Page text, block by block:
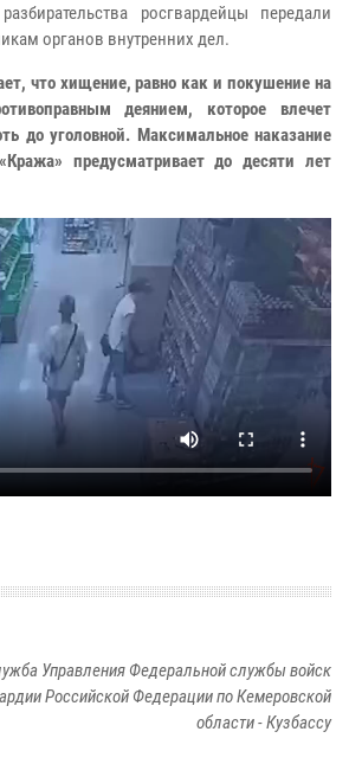
росгвардейцы передали
органов внутренних дел.
что хищение, равно как и покушение на
деянием, которое влечет
до уголовной. Максимальное наказание
предусматривает до десяти лет
Управления Федеральной службы войск
Российской Федерации по Кемеровской
области - Кузбассу